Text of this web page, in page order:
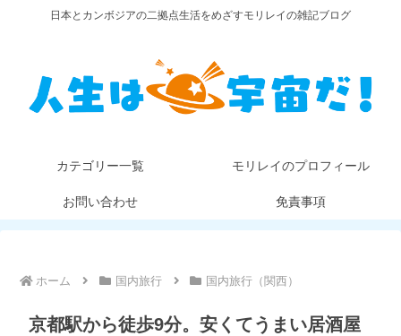
日本とカンボジアの二拠点生活をめざすモリレイの雑記ブログ
カテゴリー一覧 モリレイのプロフィール
お問い合わせ 免責事項
ホーム 国内旅行 国内旅行（関西）
京都駅から徒歩9分。安くてうまい居酒屋